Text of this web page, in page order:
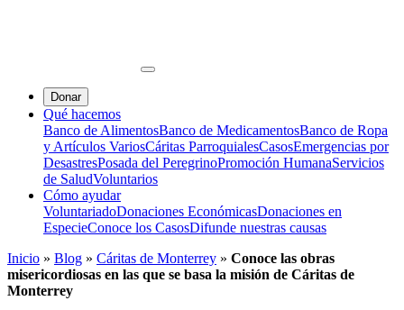
Donar
Qué hacemos
Banco de AlimentosBanco de MedicamentosBanco de Ropa
y Artículos VariosCáritas ParroquialesCasosEmergencias por
DesastresPosada del PeregrinoPromoción HumanaServicios
de SaludVoluntarios
Cómo ayudar
VoluntariadoDonaciones EconómicasDonaciones en
EspecieConoce los CasosDifunde nuestras causas
Inicio » Blog » Cáritas de Monterrey » Conoce las obras
misericordiosas en las que se basa la misión de Cáritas de
Monterrey